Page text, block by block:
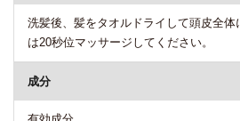
洗髪後、髪をタオルドライして頭皮全
は20秒位マッサージしてください。
成分